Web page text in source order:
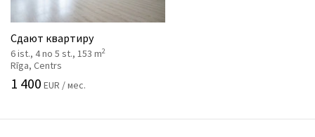
Сдают квартиру
6 ist., 4 no 5 st., 153 m2
Rīga, Centrs
1 400 EUR / мес.